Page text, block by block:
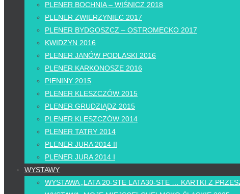
PLENER BOCHNIA – WIŚNICZ 2018
PLENER ZWIERZYNIEC 2017
PLENER BYDGOSZCZ – OSTROMECKO 2017
KWIDZYN 2016
PLENER JANÓW PODLASKI 2016
PLENER KARKONOSZE 2016
PIENINY 2015
PLENER KLESZCZÓW 2015
PLENER GRUDZIĄDZ 2015
PLENER KLESZCZÓW 2014
PLENER TATRY 2014
PLENER JURA 2014 II
PLENER JURA 2014 I
WYSTAWY
WYSTAWA „LATA 20-STE LATA30-STE … KARTKI Z